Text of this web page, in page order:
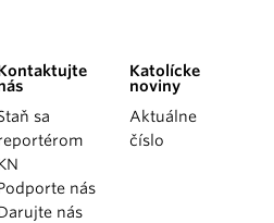
sa
nás
nás
Katolícke
noviny
Aktuálne
číslo